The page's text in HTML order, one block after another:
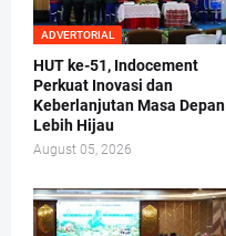
ADVERTORIAL
HUT ke-51, Indocement
Perkuat Inovasi dan
Keberlanjutan Masa Depan
Lebih Hijau
August 05, 2026